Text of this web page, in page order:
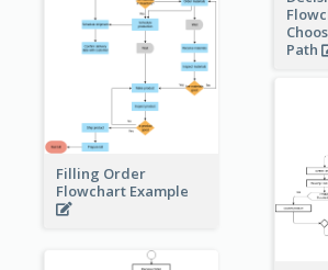
Filling Order
Flowchart Example
Path